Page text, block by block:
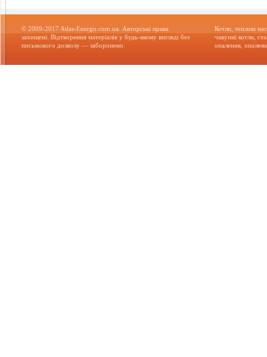
© 2009-2017 Atlas-Energo.com.ua. Авторські права
захищені. Відтворення матеріалів у будь-якому вигляді без
письмового дозволу — заборонено.
Котли, теплові
чавунні котли,
опалення,